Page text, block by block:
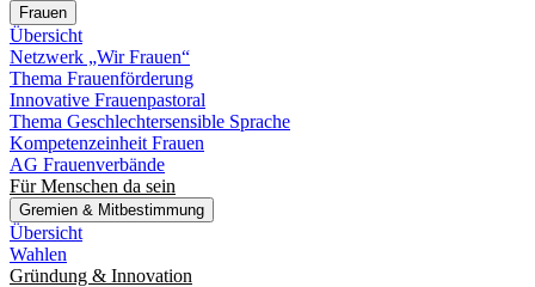
Frauen
Übersicht
Netzwerk „Wir Frauen“
Thema Frauenförderung
Innovative Frauenpastoral
Thema Geschlechtersensible Sprache
Kompetenzeinheit Frauen
AG Frauenverbände
Für Menschen da sein
Gremien & Mitbestimmung
Übersicht
Wahlen
Gründung & Innovation